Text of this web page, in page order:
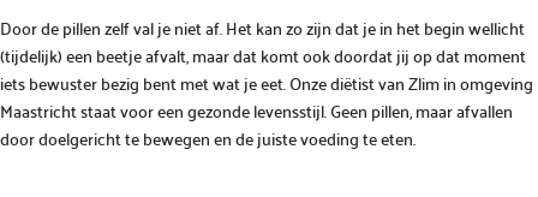
Door de pillen zelf val je niet af. Het kan zo zijn dat je in het begin wellicht
(tijdelijk) een beetje afvalt, maar dat komt ook doordat jij op dat moment
iets bewuster bezig bent met wat je eet. Onze diëtist van Zlim in omgeving
Maastricht staat voor een gezonde levensstijl. Geen pillen, maar afvallen
door doelgericht te bewegen en de juiste voeding te eten.